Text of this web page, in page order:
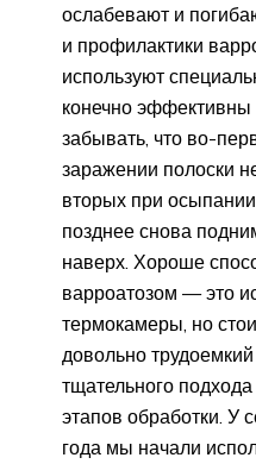
ослабевают и
и профилактики
используют
конечно эффективны
забывать, что во-
заражении полоски
вторых при
позднее снова
наверх. Хороше
варроатозом — это
термокамеры, но
довольно
тщательного
этапов обработки. У
года мы начали